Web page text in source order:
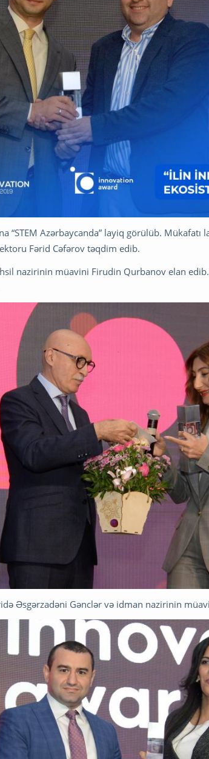
“STEM Azərbaycanda” layiq görülüb.
Fərid Cəfərov təqdim edib.
nazirinin müavini Firudin Qurbanov elan
Əsgərzadəni Gənclər və idman nazirinin